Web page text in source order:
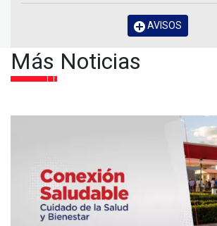
AVISOS
Más Noticias